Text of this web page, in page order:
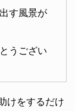
す風景が
うござい
けをするだけ